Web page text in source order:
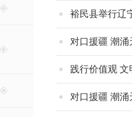
裕民县举行辽
对口援疆 潮
践行价值观 文
对口援疆 潮